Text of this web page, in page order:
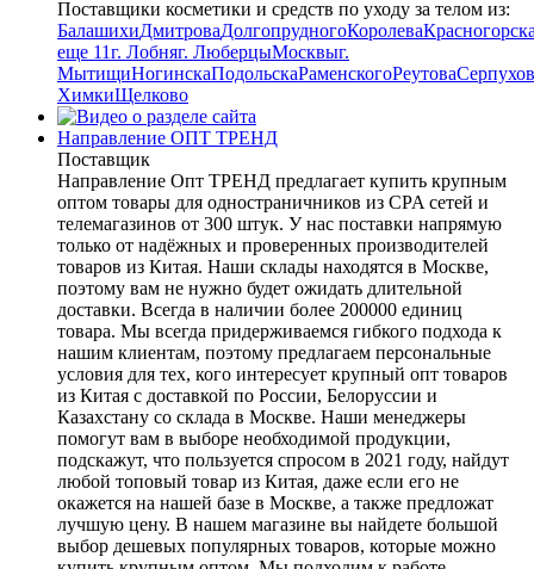
Поставщики косметики и средств по уходу за телом из:
БалашихиДмитроваДолгопрудногоКоролева
еще 11г. Лобняг. ЛюберцыМосквыг.
МытищиНогинскаПодольскаРаменскогоРеутова
ХимкиЩелково
Направление ОПТ ТРЕНД
Поставщик
Направление Опт ТРЕНД предлагает купить крупным
оптом товары для одностраничников из CPA сетей и
телемагазинов от 300 штук. У нас поставки напрямую
только от надёжных и проверенных производителей
товаров из Китая. Наши склады находятся в Москве,
поэтому вам не нужно будет ожидать длительной
доставки. Всегда в наличии более 200000 единиц
товара. Мы всегда придерживаемся гибкого подхода к
нашим клиентам, поэтому предлагаем персональные
условия для тех, кого интересует крупный опт товаров
из Китая с доставкой по России, Белоруссии и
Казахстану со склада в Москве. Наши менеджеры
помогут вам в выборе необходимой продукции,
подскажут, что пользуется спросом в 2021 году, найдут
любой топовый товар из Китая, даже если его не
окажется на нашей базе в Москве, а также предложат
лучшую цену. В нашем магазине вы найдете большой
выбор дешевых популярных товаров, которые можно